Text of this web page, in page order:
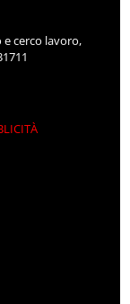
cerco lavoro,